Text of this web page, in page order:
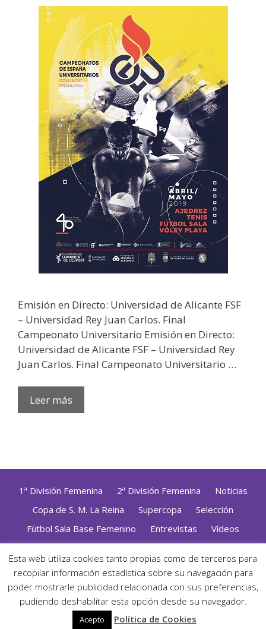
Emisión en Directo: Universidad de Alicante FSF
– Universidad Rey Juan Carlos. Final
Campeonato Universitario Emisión en Directo:
Universidad de Alicante FSF – Universidad Rey
Juan Carlos. Final Campeonato Universitario …
Leer más
1ª División Femenina 2ª División Femenina
Noticias
Copa de S. M. La Reina
Supercopa
Selección
Fútbol Sala Base Femenino
Entrevistas
Vídeos
Política de Privacidad|Uso de Cookies|Contacto
Diseñado con mimo y esmero porJorge Cobos· Desarrollado
con WordPress
· ©2026 Zonafutsal ·
Esta web utiliza cookies tanto propias como de terceros para
recopilar información estadística sobre su navegación para
poder mostrarle publicidad relacionada con sus preferencias,
pudiendo deshabilitar esta opción desde su navegador.
Acepto Política de Cookies